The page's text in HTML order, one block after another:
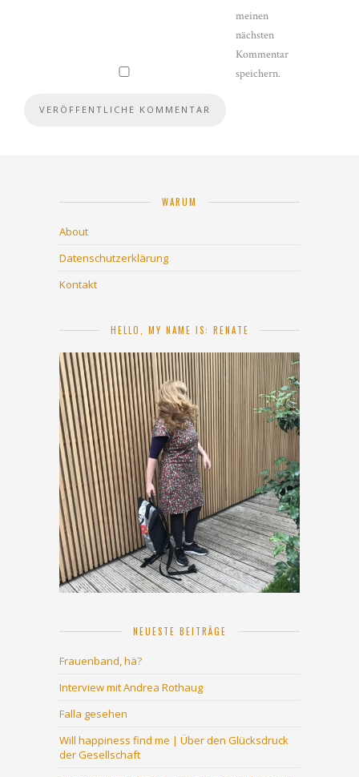
meinen
nächsten
Kommentar
speichern.
WARUM
About
Datenschutzerklärung
Kontakt
HELLO, MY NAME IS: RENATE
NEUESTE BEITRÄGE
Frauenband, hä?
Interview mit Andrea Rothaug
Falla gesehen
Will happiness find me | Über den Glücksdruck
der Gesellschaft